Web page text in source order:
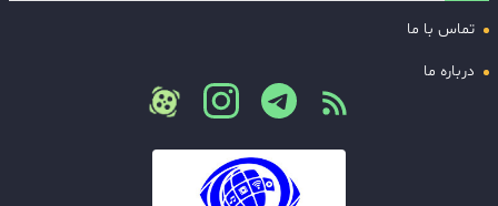
تماس با ما
درباره ما